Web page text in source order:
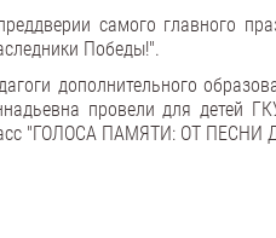
самого главного
Победы!".
дополнительного
провели для детей
"ГОЛОСА ПАМЯТИ: ОТ ПЕСНИ